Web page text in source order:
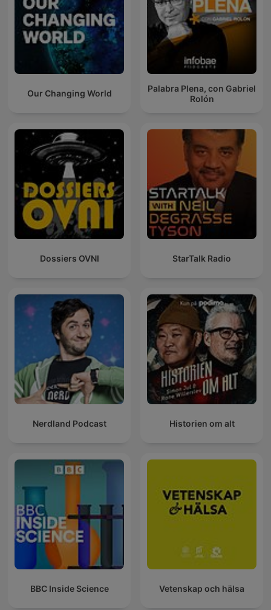
Our Changing World
Palabra Plena, con Gabriel
Rolón
Dossiers OVNI StarTalk Radio
Nerdland Podcast Historien om alt
BBC Inside Science Vetenskap och hälsa